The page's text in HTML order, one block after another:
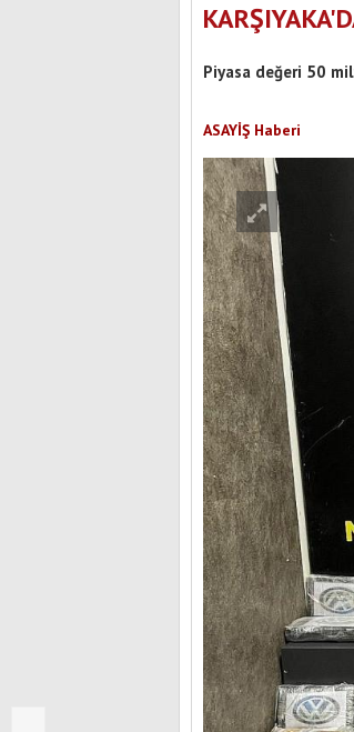
Piyasa değeri 50
ASAYİŞ Haberi